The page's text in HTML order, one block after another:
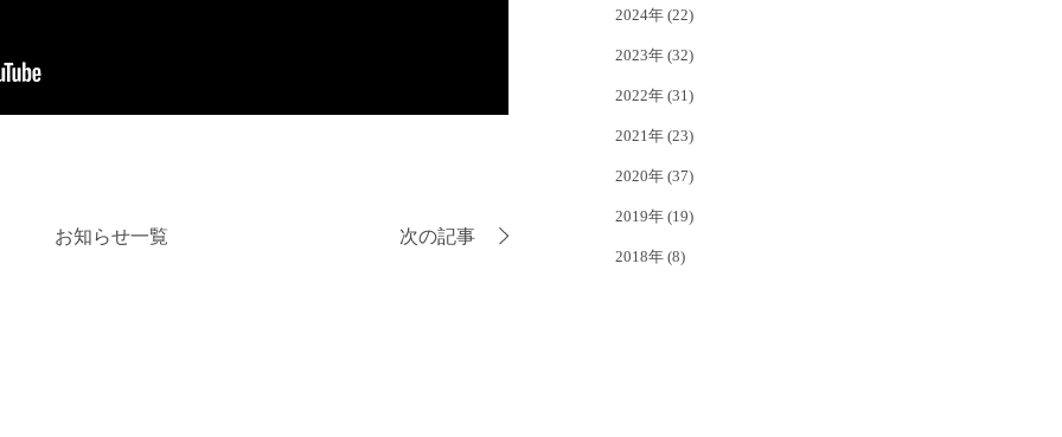
お知らせ一覧 次の記事
2024年 (22)
2023年 (32)
2022年 (31)
2021年 (23)
2020年 (37)
2019年 (19)
2018年 (8)